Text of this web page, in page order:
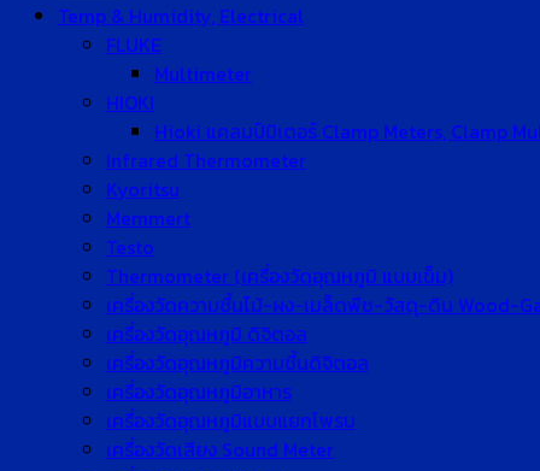
Temp & Humidity, Electrical
FLUKE
Multimeter
HIOKI
Hioki แคลมป์มิเตอร์ Clamp Meters, Clamp
Infrared Thermometer
Kyoritsu
Memmert
Testo
Thermometer (เครื่องวัดอุณหภูมิ แบบเข็ม)
เครื่องวัดความชื้นไม้-ผง-เมล็ดพืช-วัสดุ-ดิน Wood-
เครื่องวัดอุณหภูมิ ดิจิตอล
เครื่องวัดอุณหภูมิความชื้นดิจิตอล
เครื่องวัดอุณหภูมิอาหาร
เครื่องวัดอุณหภูมิแบบแยกโพรบ
เครื่องวัดเสียง Sound Meter